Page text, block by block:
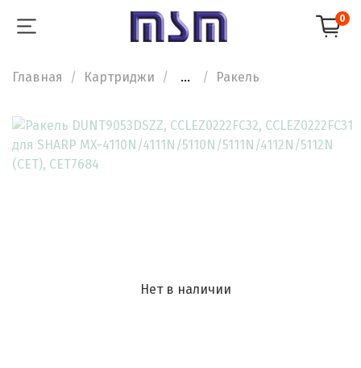
0
Главная Картриджи ... Ракель
Нет в наличии